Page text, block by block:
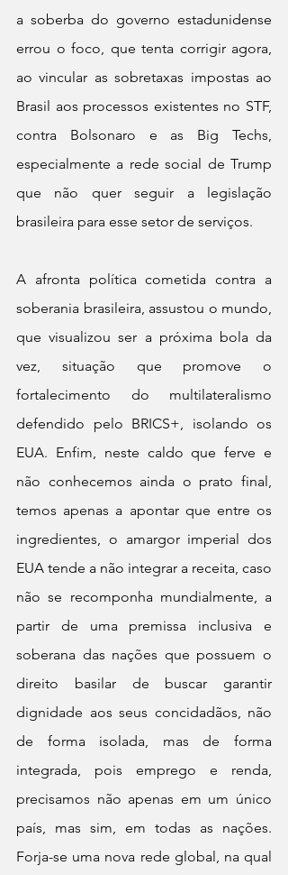
a soberba do governo estadunidense
errou o foco, que tenta corrigir agora,
ao vincular as sobretaxas impostas ao
Brasil aos processos existentes no STF,
contra Bolsonaro e as Big Techs,
especialmente a rede social de Trump
que não quer seguir a legislação
brasileira para esse setor de serviços.
A afronta política cometida contra a
soberania brasileira, assustou o mundo,
que visualizou ser a próxima bola da
vez, situação que promove o
fortalecimento do multilateralismo
defendido pelo BRICS+, isolando os
EUA. Enfim, neste caldo que ferve e
não conhecemos ainda o prato final,
temos apenas a apontar que entre os
ingredientes, o amargor imperial dos
EUA tende a não integrar a receita, caso
não se recomponha mundialmente, a
partir de uma premissa inclusiva e
soberana das nações que possuem o
direito basilar de buscar garantir
dignidade aos seus concidadãos, não
de forma isolada, mas de forma
integrada, pois emprego e renda,
precisamos não apenas em um único
país, mas sim, em todas as nações.
Forja-se uma nova rede global, na qual